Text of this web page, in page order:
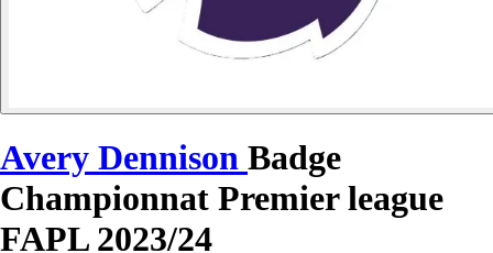
Avery Dennison Badge
Championnat Premier league
FAPL 2023/24